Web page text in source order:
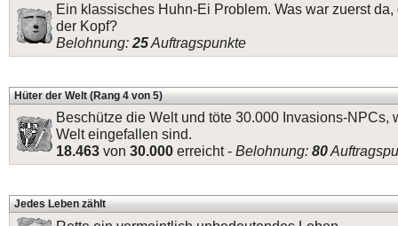
Ein klassisches Huhn-Ei Problem. Was war zuerst
der Kopf?
Belohnung: 25Auftragspunkte
Hüter der Welt (Rang 4 von 5)
Beschütze die Welt und töte 30.000 Invasions-NPCs,
Welt eingefallen sind.
18.463 von 30.000 erreicht - Belohnung: 80
Jedes Leben zählt